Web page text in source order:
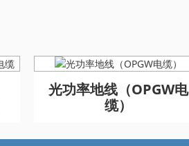
光功率地线（OPGW电
缆）